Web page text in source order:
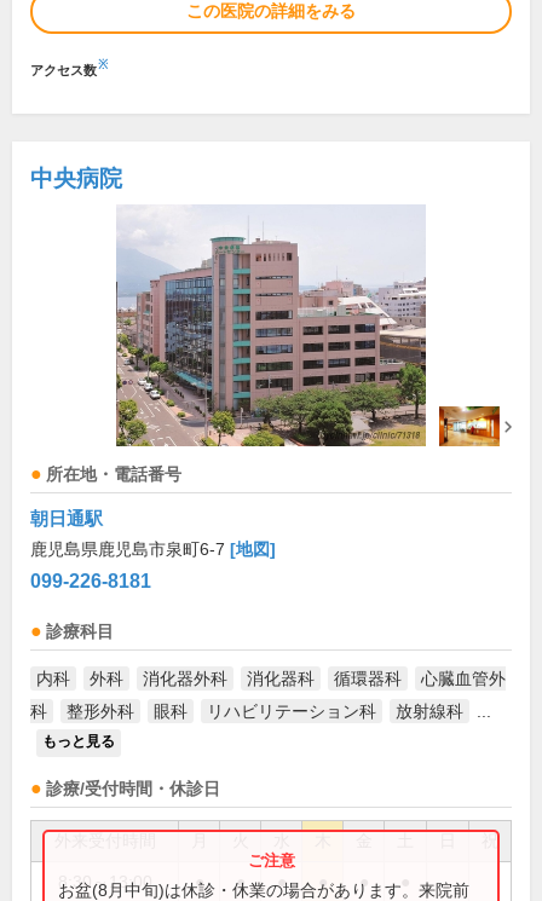
この医院の詳細をみる
アクセス数※
中央病院
所在地・電話番号
朝日通駅
鹿児島県鹿児島市泉町6-7 [地図]
099-226-8181
診療科目
内科 外科 消化器外科 消化器科 循環器科
心臓血管外
科
整形外科 眼科 リハビリテーション科 放射線科
もっと見る
診療/受付時間・休診日
祝
8:30～13:00 ● ● ● ● ●
お盆(8月中旬)は休診・休業の場合があります。来院前